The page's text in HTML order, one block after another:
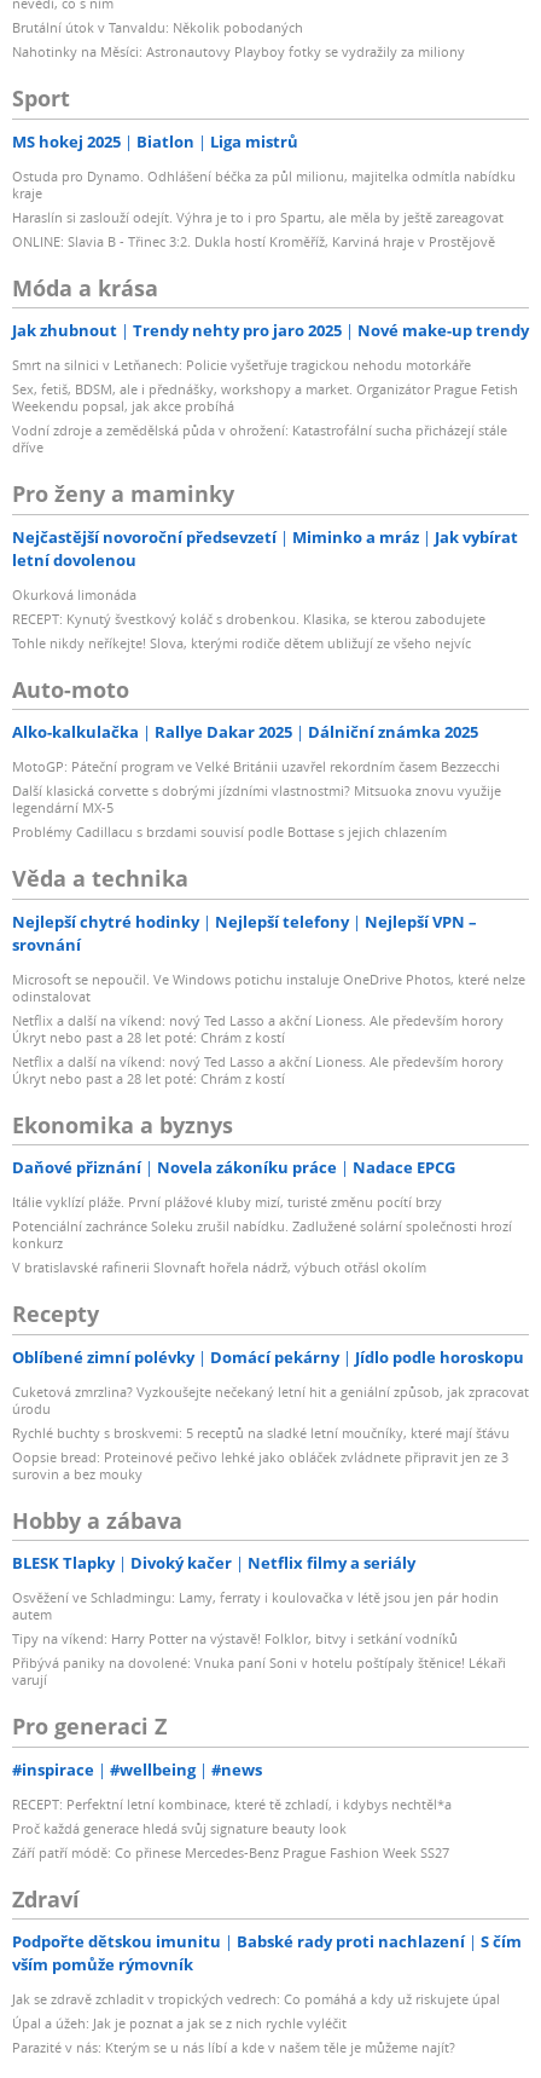
Brutální útok v Tanvaldu: Několik pobodaných
Nahotinky na Měsíci: Astronautovy Playboy fotky se vydražily za miliony
Sport
MS hokej 2025 Biatlon Liga mistrů
Ostuda pro Dynamo. Odhlášení béčka za půl milionu, majitelka odmítla nabídku
kraje
Haraslín si zaslouží odejít. Výhra je to i pro Spartu, ale měla by ještě zareagovat
ONLINE: Slavia B - Třinec 3:2. Dukla hostí Kroměříž, Karviná hraje v Prostějově
Móda a krása
Jak zhubnout Trendy nehty pro jaro 2025 Nové make-up trendy
Smrt na silnici v Letňanech: Policie vyšetřuje tragickou nehodu motorkáře
Sex, fetiš, BDSM, ale i přednášky, workshopy a market. Organizátor Prague Fetish
Weekendu popsal, jak akce probíhá
Vodní zdroje a zemědělská půda v ohrožení: Katastrofální sucha přicházejí stále
dříve
Pro ženy a maminky
Nejčastější novoroční předsevzetí Miminko a mráz
Jak vybírat
letní dovolenou
Okurková limonáda
RECEPT: Kynutý švestkový koláč s drobenkou. Klasika, se kterou zabodujete
Tohle nikdy neříkejte! Slova, kterými rodiče dětem ubližují ze všeho nejvíc
Auto-moto
Alko-kalkulačka Rallye Dakar 2025 Dálniční známka 2025
MotoGP: Páteční program ve Velké Británii uzavřel rekordním časem Bezzecchi
Další klasická corvette s dobrými jízdními vlastnostmi? Mitsuoka znovu využije
legendární MX-5
Problémy Cadillacu s brzdami souvisí podle Bottase s jejich chlazením
Věda a technika
Nejlepší chytré hodinky Nejlepší telefony
Nejlepší VPN –
srovnání
Microsoft se nepoučil. Ve Windows potichu instaluje OneDrive Photos, které nelze
odinstalovat
Netflix a další na víkend: nový Ted Lasso a akční Lioness. Ale především horory
Úkryt nebo past a 28 let poté: Chrám z kostí
Netflix a další na víkend: nový Ted Lasso a akční Lioness. Ale především horory
Úkryt nebo past a 28 let poté: Chrám z kostí
Ekonomika a byznys
Daňové přiznání Novela zákoníku práce Nadace EPCG
Itálie vyklízí pláže. První plážové kluby mizí, turisté změnu pocítí brzy
Potenciální zachránce Soleku zrušil nabídku. Zadlužené solární společnosti hrozí
konkurz
V bratislavské rafinerii Slovnaft hořela nádrž, výbuch otřásl okolím
Recepty
Oblíbené zimní polévky Domácí pekárny Jídlo podle horoskopu
Cuketová zmrzlina? Vyzkoušejte nečekaný letní hit a geniální způsob, jak zpracovat
úrodu
Rychlé buchty s broskvemi: 5 receptů na sladké letní moučníky, které mají šťávu
Oopsie bread: Proteinové pečivo lehké jako obláček zvládnete připravit jen ze 3
surovin a bez mouky
Hobby a zábava
BLESK Tlapky Divoký kačer Netflix filmy a seriály
Osvěžení ve Schladmingu: Lamy, ferraty i koulovačka v létě jsou jen pár hodin
autem
Tipy na víkend: Harry Potter na výstavě! Folklor, bitvy i setkání vodníků
Přibývá paniky na dovolené: Vnuka paní Soni v hotelu poštípaly štěnice! Lékaři
varují
Pro generaci Z
#inspirace #wellbeing #news
RECEPT: Perfektní letní kombinace, které tě zchladí, i kdybys nechtěl*a
Proč každá generace hledá svůj signature beauty look
Září patří módě: Co přinese Mercedes-Benz Prague Fashion Week SS27
Zdraví
Podpořte dětskou imunitu Babské rady proti nachlazení
S čím
vším pomůže rýmovník
Jak se zdravě zchladit v tropických vedrech: Co pomáhá a kdy už riskujete úpal
Úpal a úžeh: Jak je poznat a jak se z nich rychle vyléčit
Parazité v nás: Kterým se u nás líbí a kde v našem těle je můžeme najít?